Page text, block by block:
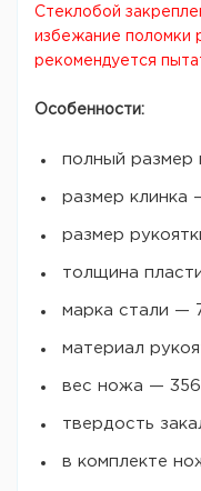
Стеклобой
избежание поломки
рекомендуется
Особенности:
полный
размер клинка
размер
толщина
марка стали —
материал
вес ножа — 356
твердость
в комплекте